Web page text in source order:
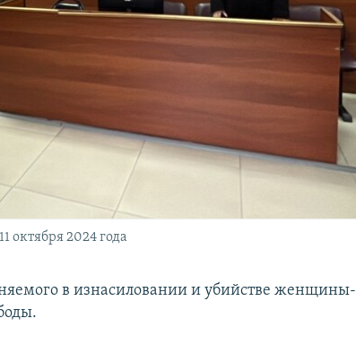
октября 2024 года
в изнасиловании и убийстве женщины-